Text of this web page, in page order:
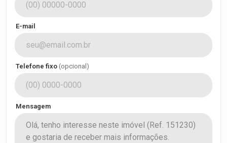
E-mail
Telefone fixo (opcional)
Mensagem